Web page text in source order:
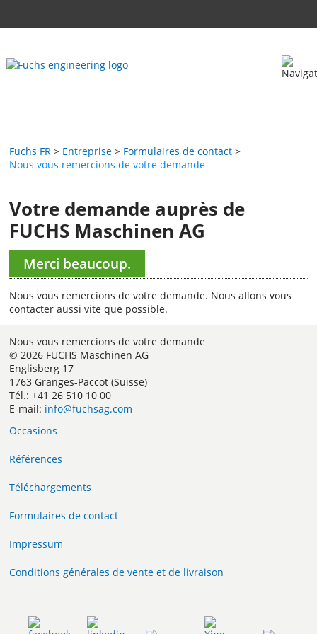
Fuchs FR Entreprise
Formulaires de contact
Nous vous remercions de votre demande
Votre demande auprès de
FUCHS Maschinen AG
Merci beaucoup.
Nous vous remercions de votre demande. Nous allons vous
contacter aussi vite que possible.
Nous vous remercions de votre demande
© 2026 FUCHS Maschinen AG
Englisberg 17
1763 Granges-Paccot (Suisse)
Tél.: +41 26 510 10 00
E-mail: info@fuchsag.com
Occasions
Références
Téléchargements
Formulaires de contact
Impressum
Conditions générales de vente et de livraison